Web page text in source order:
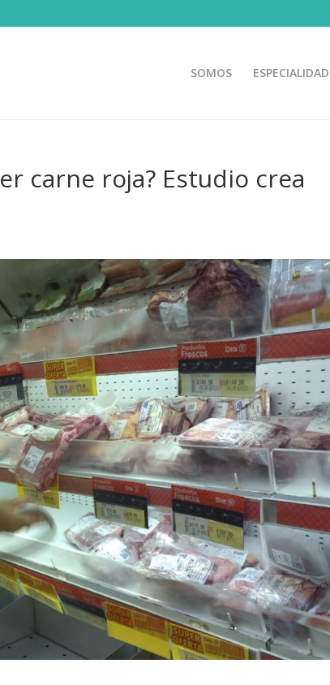
SOMOS
carne roja? Estudio crea